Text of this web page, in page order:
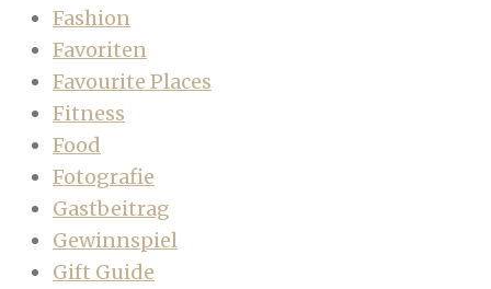
Fashion
Favoriten
Favourite Places
Fitness
Food
Fotografie
Gastbeitrag
Gewinnspiel
Gift Guide